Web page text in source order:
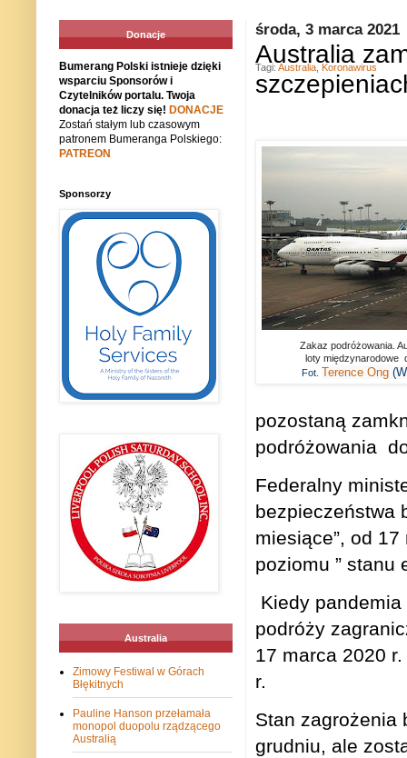
środa, 3 marca 2021
Australia
Zakaz podróżowania.
loty międzynarodowe
Fot. Terence Ong
pozostaną
podróżowania
Federalny
bezpieczeństwa
miesiące”, od
poziomu ” stanu
Kiedy pandemia
podróży
17 marca 2020
r.
Stan zagrożenia
grudniu, ale
Tagi: Australia Koronawirus
Donacje
Bumerang Polski istnieje dzięki
wsparciu Sponsorów i
Czytelników portalu. Twoja
donacja też liczy się! DONACJE
Zostań stałym lub czasowym
patronem Bumeranga Polskiego:
PATREON
Sponsorzy
Australia
Zimowy Festiwal w Górach
Błękitnych
Pauline Hanson przełamała
monopol duopolu rządzącego
Australią